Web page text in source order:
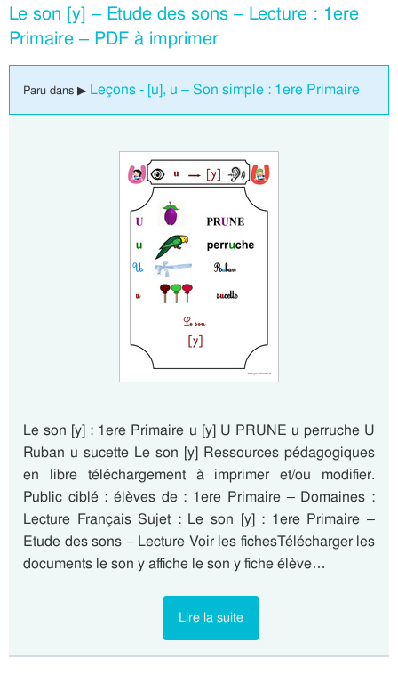
Le son [y] – Etude des sons – Lecture : 1ere
Primaire – PDF à imprimer
Paru dans ▶ Leçons - [u], u – Son simple : 1ere Primaire
Le son [y] : 1ere Primaire u [y] U PRUNE u perruche U
Ruban u sucette Le son [y] Ressources pédagogiques
en libre téléchargement à imprimer et/ou modifier.
Public ciblé : élèves de : 1ere Primaire – Domaines :
Lecture Français Sujet : Le son [y] : 1ere Primaire –
Etude des sons – Lecture Voir les fichesTélécharger les
documents le son y affiche le son y fiche élève…
Lire la suite